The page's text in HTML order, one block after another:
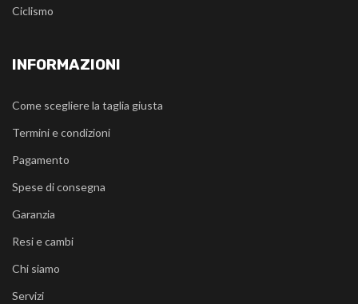
Ciclismo
INFORMAZIONI
Come scegliere la taglia giusta
Termini e condizioni
Pagamento
Spese di consegna
Garanzia
Resi e cambi
Chi siamo
Servizi